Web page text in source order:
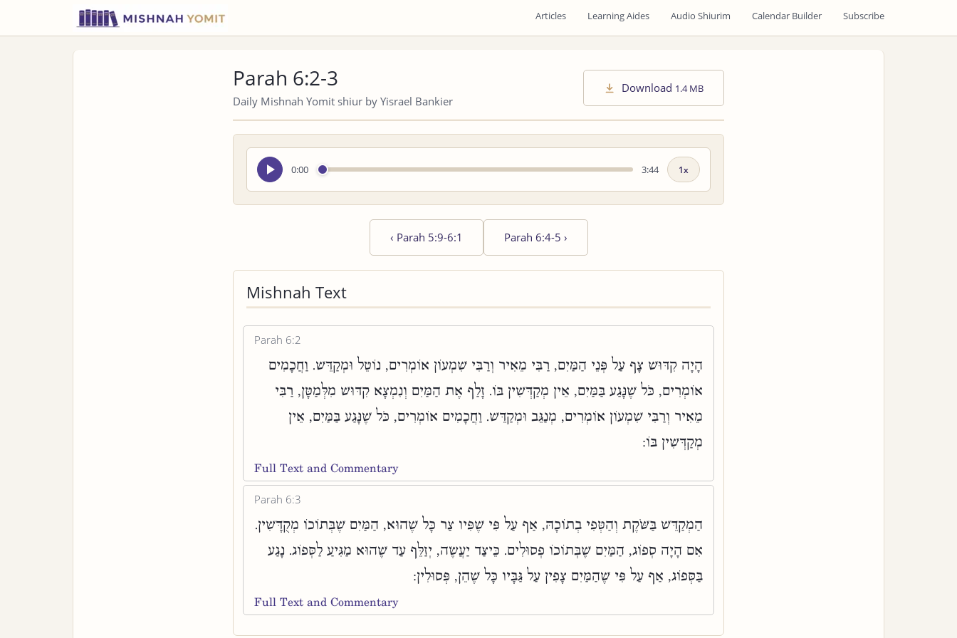
Articles Learning Aides Audio Shiurim Calendar Builder Subscribe
Parah 6:2-3
Daily Mishnah Yomit shiur by Yisrael Bankier
Download 1.4 MB
0:00
Seek
audio
3:44
Playback
‹ Parah 5:9-6:1 Parah 6:4-5 ›
Mishnah Text
Parah 6:2
הָיָה קִדּוּשׁ צָף עַל פְּנֵי הַמַּיִם, רַבִּי מֵאִיר וְרַבִּי שִׁמְעוֹן אוֹמְרִים, נוֹטֵל וּמְקַדֵּשׁ. וַחֲכָמִים
אוֹמְרִים, כֹּל שֶׁנָּגַע בַּמַּיִם, אֵין מְקַדְּשִׁין בּוֹ. זָלַף אֶת הַמַּיִם וְנִמְצָא קִדּוּשׁ מִלְּמַטָּן, רַבִּי
מֵאִיר וְרַבִּי שִׁמְעוֹן אוֹמְרִים, מְנַגֵּב וּמְקַדֵּשׁ. וַחֲכָמִים אוֹמְרִים, כֹּל שֶׁנָּגַע בַּמַּיִם, אֵין
מְקַדְּשִׁין בּוֹ:
Full Text and Commentary
Parah 6:3
הַמְקַדֵּשׁ בַּשֹּׁקֶת וְהַטְּפִי בְתוֹכָהּ, אַף עַל פִּי שֶׁפִּיו צַר כָּל שֶׁהוּא, הַמַּיִם שֶׁבְּתוֹכוֹ מְקֻדָּשִׁין.
אִם הָיָה סְפוֹג, הַמַּיִם שֶׁבְּתוֹכוֹ פְסוּלִים. כֵּיצַד יַעֲשֶׂה, יְזַלֵּף עַד שֶׁהוּא מַגִּיעַ לַסְּפוֹג. נָגַע
בַּסְּפוֹג, אַף עַל פִּי שֶׁהַמַּיִם צָפִין עַל גַּבָּיו כָּל שֶׁהֵן, פְּסוּלִין:
Full Text and Commentary